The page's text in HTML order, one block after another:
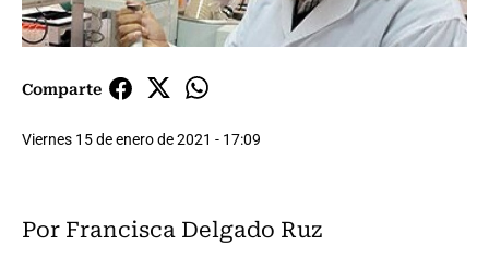
Comparte
Viernes 15 de enero de 2021 - 17:09
PorFrancisca Delgado Ruz